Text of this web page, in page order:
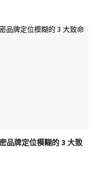
品牌定位模糊的 3 大致